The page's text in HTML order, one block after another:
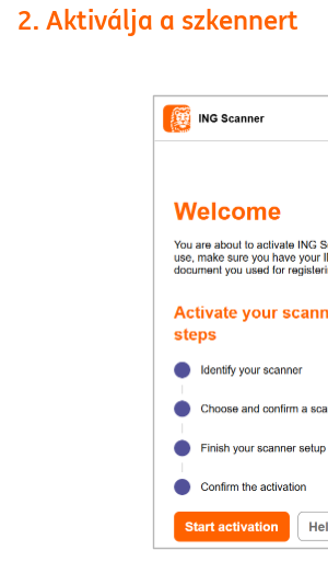
2. Aktiválja a szkennert